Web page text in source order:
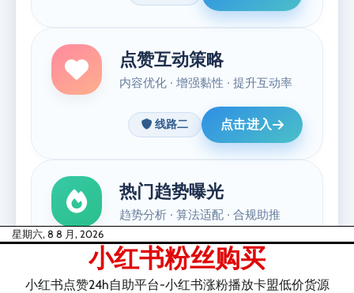
Skip星期六, 8 8 月, 2026
小红书粉丝购买
小红书点赞24h自助平台-小红书涨粉播放卡盟低价货源